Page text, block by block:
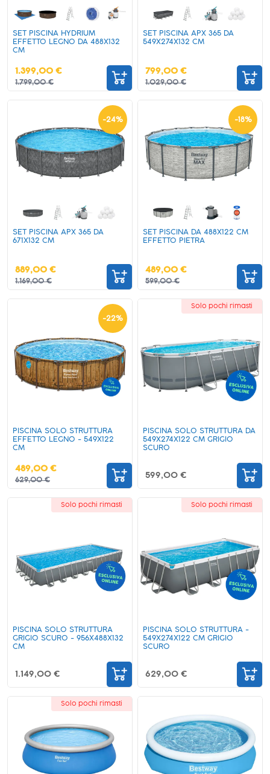
SET PISCINA HYDRIUM
EFFETTO LEGNO DA 488X132
CM
1.399,00 €
1.799,00 €
SET PISCINA APX 365 DA
549X274X132 CM
799,00 €
1.029,00 €
-24%
SET PISCINA APX 365 DA
671X132 CM
889,00 €
1.169,00 €
-18%
SET PISCINA DA 488X122 CM
EFFETTO PIETRA
489,00 €
599,00 €
-22%
PISCINA SOLO STRUTTURA
EFFETTO LEGNO - 549X122
CM
489,00 €
629,00 €
Solo pochi rimasti
PISCINA SOLO STRUTTURA DA
549X274X122 CM GRIGIO
SCURO
599,00 €
Solo pochi rimasti
PISCINA SOLO STRUTTURA
GRIGIO SCURO - 956X488X132
CM
1.149,00 €
Solo pochi rimasti
PISCINA SOLO STRUTTURA -
549X274X122 CM GRIGIO
SCURO
629,00 €
Solo pochi rimasti